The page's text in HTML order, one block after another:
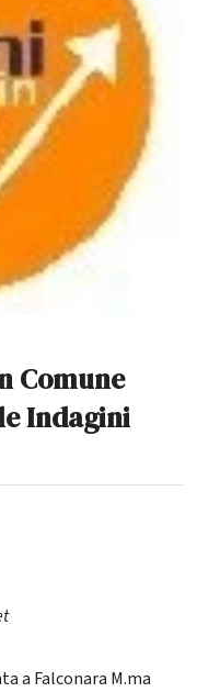
Comune
Indagini
a Falconara M.ma